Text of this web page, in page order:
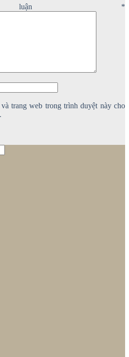
luận *
trang web trong trình duyệt này cho